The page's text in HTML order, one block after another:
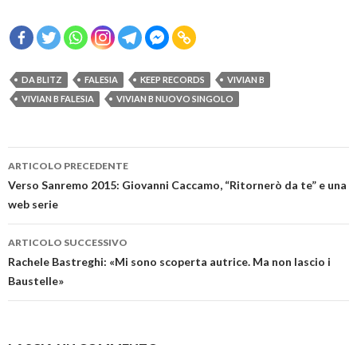
DA BLITZ FALESIA KEEP RECORDS
VIVIAN B
VIVIAN B FALESIA
VIVIAN B NUOVO SINGOLO
Navigazione
articolo
ARTICOLO PRECEDENTE
Verso Sanremo 2015: Giovanni Caccamo, “Ritornerò da te” e una
web serie
ARTICOLO SUCCESSIVO
Rachele Bastreghi: «Mi sono scoperta autrice. Ma non lascio i
Baustelle»